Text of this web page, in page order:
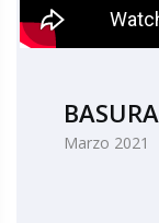
Marzo 2021